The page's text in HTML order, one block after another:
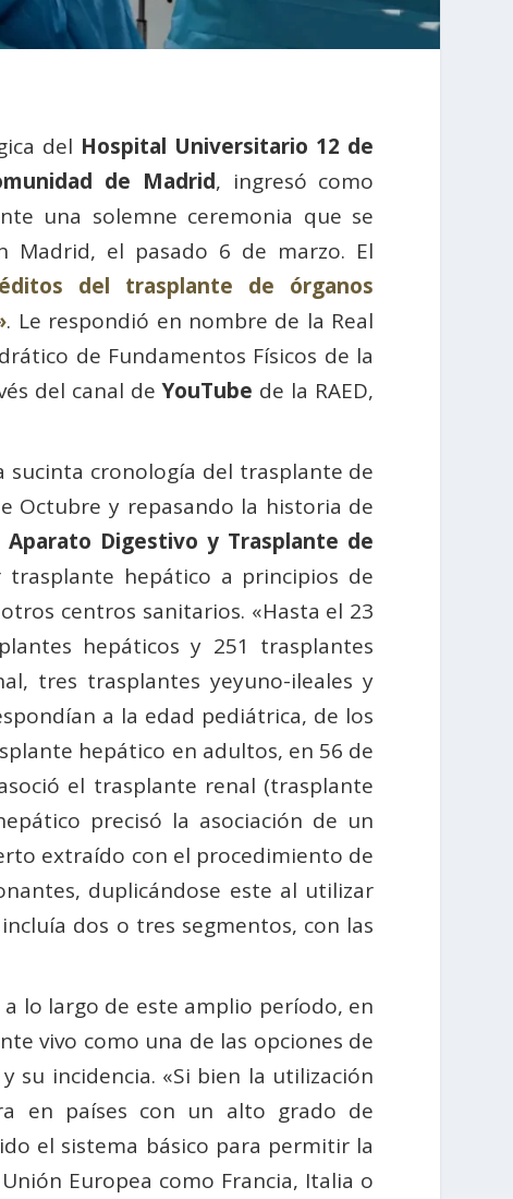
del Hospital Universitario 12 de
de Madrid, ingresó como
una solemne ceremonia que se
Madrid, el pasado 6 de marzo. El
del trasplante de órganos
. Le respondió en nombre de la Real
de Fundamentos Físicos de la
del canal deYouTube de la RAED,
sucinta cronología del trasplante de
Octubre y repasando la historia de
Aparato Digestivo y Trasplante de
hepático a principios de
centros sanitarios. «Hasta el 23
hepáticos y 251 trasplantes
tres trasplantes yeyuno-ileales y
a la edad pediátrica, de los
hepático en adultos, en 56 de
el trasplante renal (trasplante
precisó la asociación de un
extraído con el procedimiento de
duplicándose este al utilizar
dos o tres segmentos, con las
lo largo de este amplio período, en
vivo como una de las opciones de
incidencia. «Si bien la utilización
en países con un alto grado de
el sistema básico para permitir la
Europea como Francia, Italia o